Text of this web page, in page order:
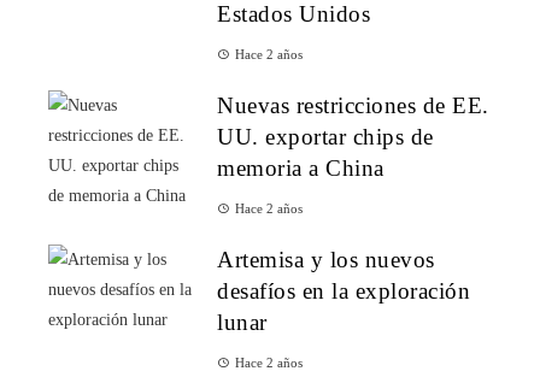
Estados Unidos
Hace 2 años
Nuevas restricciones de EE.
UU. exportar chips de
memoria a China
Hace 2 años
Artemisa y los nuevos
desafíos en la exploración
lunar
Hace 2 años